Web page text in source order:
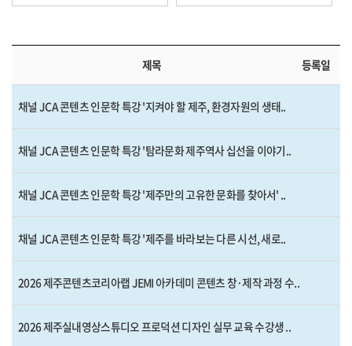
제목 등록일
채널 JCA 콘텐츠 인문학 특강 '지켜야 할 제주, 환경자원의 생태..
채널 JCA 콘텐츠 인문학 특강 '탐라문화 제주역사 십선을 이야기..
채널 JCA 콘텐츠 인문학 특강 '제주만의 고유한 문화를 찾아서' ..
채널 JCA 콘텐츠 인문학 특강 '제주를 바라보는 다른 시선, 새로..
2026 제주콘텐츠코리아랩 JEMI 아카데미 콘텐츠 창·제작 과정 수..
2026 제주실내영상스튜디오 프로덕션 디자인 실무 교육 수강생 ..